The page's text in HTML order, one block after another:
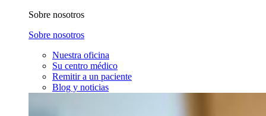
Sobre nosotros
Sobre nosotros
Nuestra oficina
Su centro médico
Remitir a un paciente
Blog y noticias